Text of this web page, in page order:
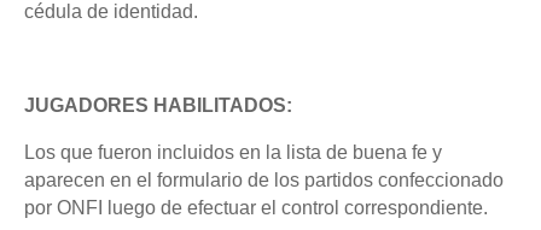
cédula de identidad.
JUGADORES HABILITADOS:
Los que fueron incluidos en la lista de buena fe y
aparecen en el formulario de los partidos confeccionado
por ONFI luego de efectuar el control correspondiente.